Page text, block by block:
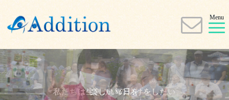
Menu
楽しい毎日を